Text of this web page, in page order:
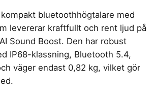
KÖK
Airfryer
Brödrost
Kockkniv
Köksassistent
Trådlösa Gaming Hörlurar
VR Headset
Toriska linser
Pop-up tält
Taktält
Tält
Tält budget
Vandringsbyxor
herr
Vandringsskor
dam
bluetoothhögtalare med
levererar kraftfullt och rent ljud på
Sound Boost. Den har robust
IP68-klassning, Bluetooth 5.4,
väger endast 0,82 kg, vilket gör